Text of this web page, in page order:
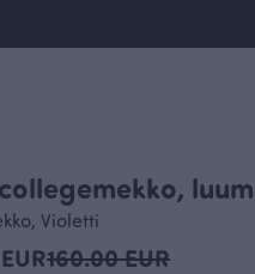
collegemekko,
Violetti
160.00 EUR